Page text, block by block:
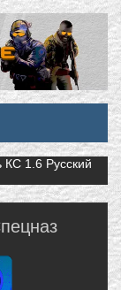
КС 1.6 Русский